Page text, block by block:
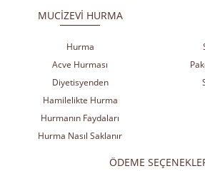
MUCİZEVİ HURMA
Hurma
Acve Hurması
Diyetisyenden
Hamilelikte Hurma
Hurmanın Faydaları
Hurma Nasıl Saklanır
ÖDEME